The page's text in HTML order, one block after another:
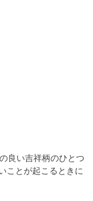
良い吉祥柄のひとつ
ことが起こるときに